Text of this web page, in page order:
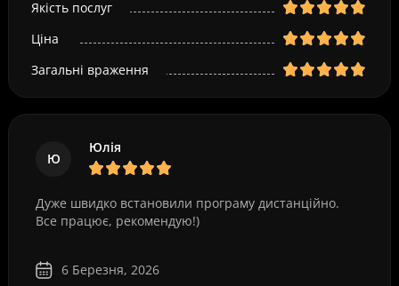
Якість послуг
Ціна
Загальні враження
Ю
Юлія
Дуже швидко встановили програму дистанційно.
Все працює, рекомендую!)
6 Березня, 2026